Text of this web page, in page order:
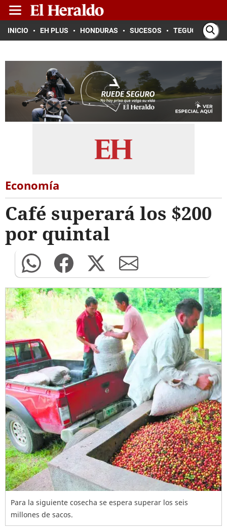
INICIO EH PLUS HONDURAS SUCESOS TEGUCIGALPA
Economía
Café superará los $200
por quintal
Para la siguiente cosecha se espera superar los seis
millones de sacos.